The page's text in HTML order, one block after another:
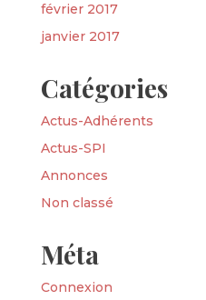
février 2017
janvier 2017
Catégories
Actus-Adhérents
Actus-SPI
Annonces
Non classé
Méta
Connexion